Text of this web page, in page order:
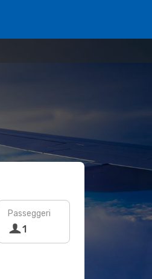
Passeggeri
1